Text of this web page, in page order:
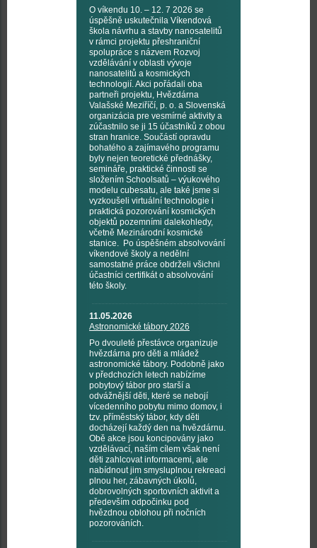
O víkendu 10. – 12. 7 2026 se
úspěšně uskutečnila Víkendová
škola návrhu a stavby nanosatelitů
v rámci projektu přeshraniční
spolupráce s názvem Rozvoj
vzdělávání v oblasti vývoje
nanosatelitů a kosmických
technologií. Akci pořádali oba
partneři projektu, Hvězdárna
Valašské Meziříčí, p. o. a Slovenská
organizácia pre vesmírné aktivity a
zúčastnilo se ji 15 účastníků z obou
stran hranice. Součástí opravdu
bohatého a zajímavého programu
byly nejen teoretické přednášky,
semináře, praktické činnosti se
složením Schoolsatů – výukového
modelu cubesatu, ale také jsme si
vyzkoušeli virtuální technologie i
praktická pozorování kosmických
objektů pozemními dalekohledy,
včetně Mezinárodní kosmické
stanice. Po úspěšném absolvování
víkendové školy a nedělní
samostatné práce obdrželi všichni
účastníci certifikát o absolvování
této školy.
11.05.2026
Astronomické tábory 2026
Po dvouleté přestávce organizuje
hvězdárna pro děti a mládež
astronomické tábory. Podobně jako
v předchozích letech nabízíme
pobytový tábor pro starší a
odvážnější děti, které se nebojí
vícedenního pobytu mimo domov, i
tzv. příměstský tábor, kdy děti
docházejí každý den na hvězdárnu.
Obě akce jsou koncipovány jako
vzdělávací, naším cílem však není
děti zahlcovat informacemi, ale
nabídnout jim smysluplnou rekreaci
plnou her, zábavných úkolů,
dobrovolných sportovních aktivit a
především odpočinku pod
hvězdnou oblohou při nočních
pozorováních.